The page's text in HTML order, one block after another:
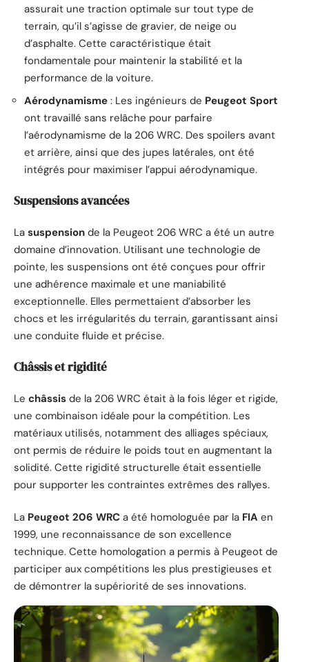
assurait une traction optimale sur tout type de
terrain, qu’il s’agisse de gravier, de neige ou
d’asphalte. Cette caractéristique était
fondamentale pour maintenir la stabilité et la
performance de la voiture.
Aérodynamisme : Les ingénieurs de Peugeot Sport
ont travaillé sans relâche pour parfaire
l’aérodynamisme de la 206 WRC. Des spoilers avant
et arrière, ainsi que des jupes latérales, ont été
intégrés pour maximiser l’appui aérodynamique.
Suspensions avancées
La suspension de la Peugeot 206 WRC a été un autre
domaine d’innovation. Utilisant une technologie de
pointe, les suspensions ont été conçues pour offrir
une adhérence maximale et une maniabilité
exceptionnelle. Elles permettaient d’absorber les
chocs et les irrégularités du terrain, garantissant ainsi
une conduite fluide et précise.
Châssis et rigidité
Le châssis de la 206 WRC était à la fois léger et rigide,
une combinaison idéale pour la compétition. Les
matériaux utilisés, notamment des alliages spéciaux,
ont permis de réduire le poids tout en augmentant la
solidité. Cette rigidité structurelle était essentielle
pour supporter les contraintes extrêmes des rallyes.
La Peugeot 206 WRC a été homologuée par la FIA en
1999, une reconnaissance de son excellence
technique. Cette homologation a permis à Peugeot de
participer aux compétitions les plus prestigieuses et
de démontrer la supériorité de ses innovations.